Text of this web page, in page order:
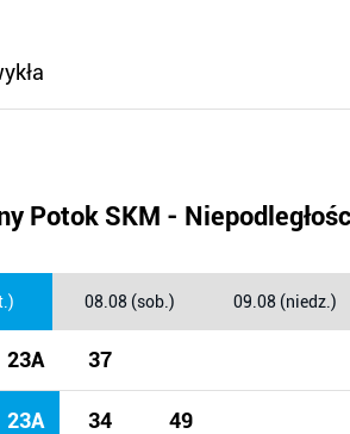
Potok SKM -
08.08 (sob.) 09.08 (niedz.)
23A 37
23A 34 49